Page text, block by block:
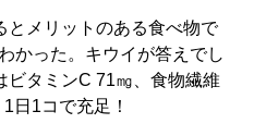
とメリットのある食べ物で
かった。キウイが答えでし
ビタミンC 71㎎、食物繊維
日1コで充足！